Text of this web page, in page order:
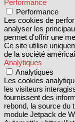
Performance
Performance
Les cookies de
analyser les
permet d'offrir une
Ce site utilise
de la société
Analytiques
Analytiques
Les cookies
les visiteurs
fournissent des
rebond, la source du
module Jetpack de